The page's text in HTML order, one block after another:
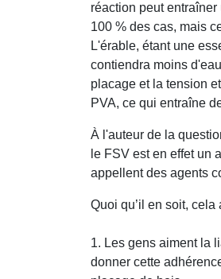
réaction peut
100 % des cas, mais
L'érable, étant une
contiendra moins
placage et la tension
PVA, ce qui entraîne
À l'auteur de la
le FSV est en effet un
appellent des agents
Quoi qu’il en soit,
1. Les gens aiment la
donner cette